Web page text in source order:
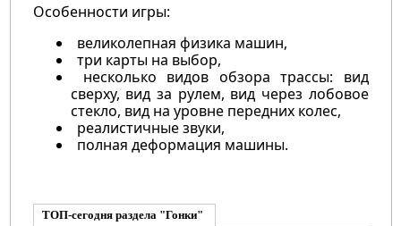
Особенности игры:
великолепная физика машин,
три карты на выбор,
несколько видов обзора трассы: вид
сверху, вид за рулем, вид через лобовое
стекло, вид на уровне передних колес,
реалистичные звуки,
полная деформация машины.
ТОП-сегодня раздела "Гонки"